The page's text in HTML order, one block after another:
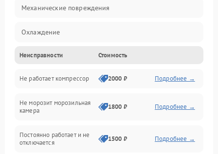
Механические повреждения
Охлаждение
Механика
Электропитание
Дренаж
Неисправности Стоимость
Не работает компрессор 2000 ₽ Подробнее →
Не морозит морозильная
камера
1800 ₽ Подробнее →
Постоянно работает и не
отключается
1500 ₽ Подробнее →